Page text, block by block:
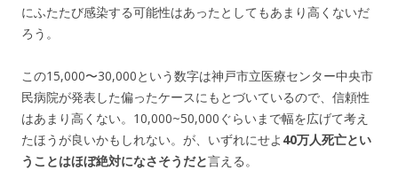
にふたたび感染する可能性はあったとしてもあまり高くないだ
ろう。
この15,000〜30,000という数字は神戸市立医療センター中央市
民病院が発表した偏ったケースにもとづいているので、信頼性
はあまり高くない。10,000~50,000ぐらいまで幅を広げて考え
たほうが良いかもしれない。が、いずれにせよ 40万人死亡とい
うことはほぼ絶対になさそうだと言える。